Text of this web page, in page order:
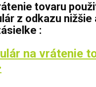
tovaru
z odkazu nižšie
:
na vrátenie